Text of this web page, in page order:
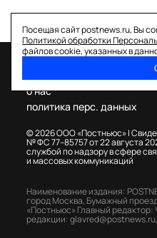
Посещая сайт postnews.ru, Вы
Политикой обработки
файлов cookie, указанных в
© 2026 ООО «Постньюс» |
№ ФС 77–85757 от 22 августа
службой по надзору в сфере
и массовых коммуникаций
о нас
политика перс. данных
Наименование издания:
город Москва, Бумажный
«Постньюс» Главный редактор:
редакции:glavred@postnews.ru,